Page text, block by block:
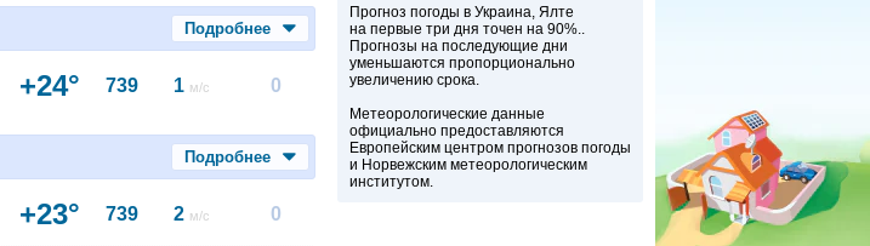
Подробнее
+24° 739 1 м/с 0
Подробнее
+23° 739 2 м/с 0
Прогноз погоды в Украина, Ялте
на первые три дня точен на 90%..
Прогнозы на последующие дни
уменьшаются пропорционально
увеличению срока.
Метеорологические данные
официально предоставляются
Европейским центром прогнозов погоды
и Норвежским метеорологическим
институтом.